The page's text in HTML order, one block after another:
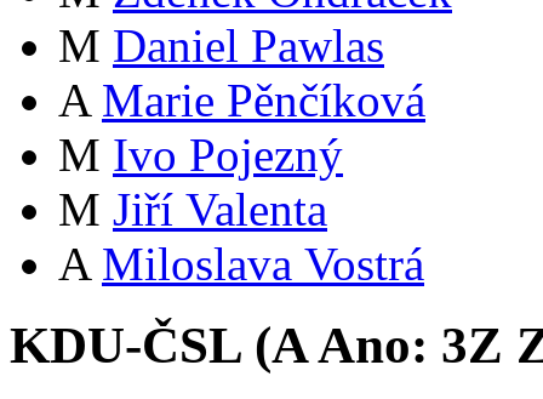
M Daniel Pawlas
A Marie Pěnčíková
M Ivo Pojezný
M Jiří Valenta
A Miloslava Vostrá
KDU-ČSL (AAno: 3Z